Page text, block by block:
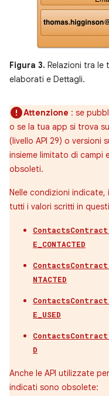
Figura 3. Relazioni tra le
elaborati e Dettagli.
Attenzione : se
o se la tua app si trova
(livello API 29) o versioni
insieme limitato di
obsoleti.
Nelle condizioni indicate,
tutti i valori scritti in
E_CONTACTED
NTACTED
E_USED
D
Anche le API utilizzate
indicati sono obsolete: